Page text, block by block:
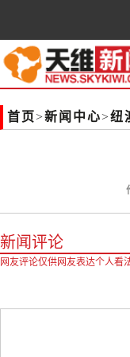
首页>新闻中心>纽
新闻评论
网友评论仅供网友表达个人看